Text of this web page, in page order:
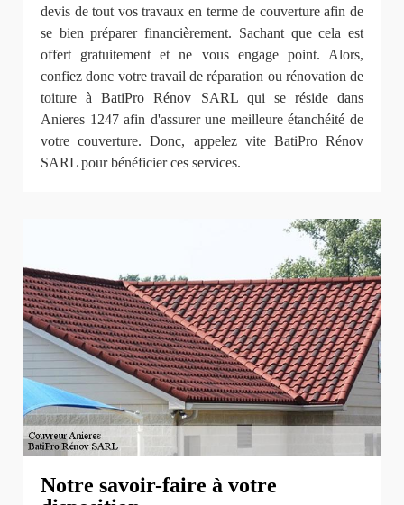
devis de tout vos travaux en terme de couverture afin de
se bien préparer financièrement. Sachant que cela est
offert gratuitement et ne vous engage point. Alors,
confiez donc votre travail de réparation ou rénovation de
toiture à BatiPro Rénov SARL qui se réside dans
Anieres 1247 afin d'assurer une meilleure étanchéité de
votre couverture. Donc, appelez vite BatiPro Rénov
SARL pour bénéficier ces services.
Notre savoir-faire à votre